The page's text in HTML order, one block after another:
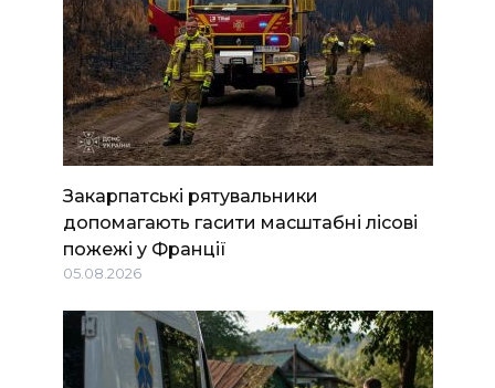
Закарпатські рятувальники
допомагають гасити масштабні лісові
пожежі у Франції
05.08.2026